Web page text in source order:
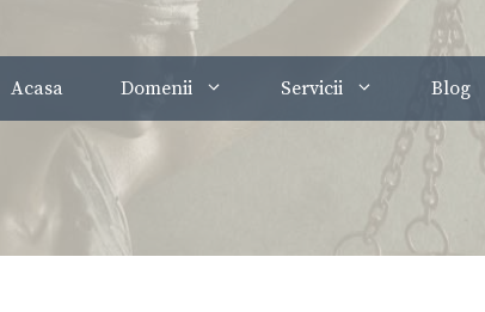
Acasa Domenii Servicii Blog